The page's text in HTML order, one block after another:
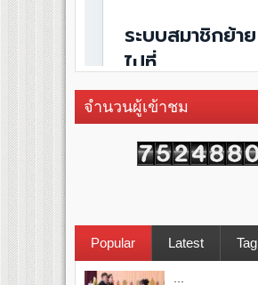
จำนวนผู้เข้าชม
Popular Latest Tag